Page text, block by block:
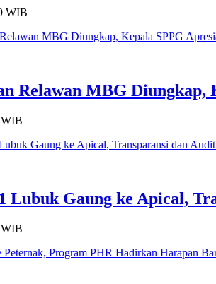
WIB
Relawan MBG
WIB
Lubuk Gaung ke Apical,
WIB